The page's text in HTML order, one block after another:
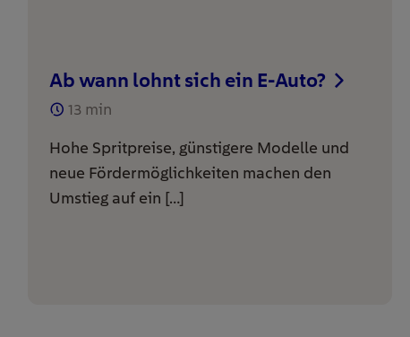
Ab wann lohnt sich ein E-Auto?
13 min
Hohe Spritpreise, günstigere Modelle und
neue Fördermöglichkeiten machen den
Umstieg auf ein […]